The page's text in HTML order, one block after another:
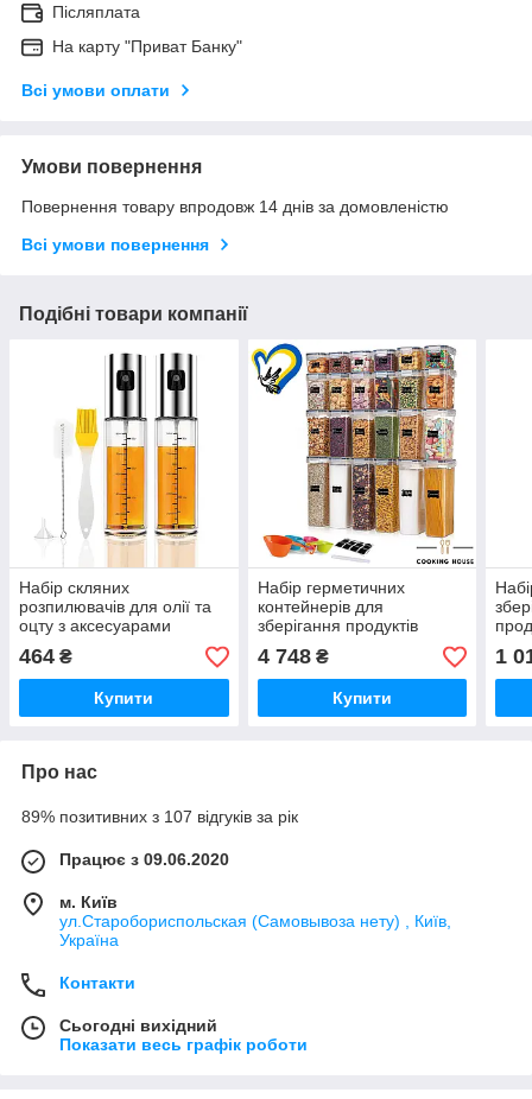
Післяплата
На карту "Приват Банку"
Всі умови оплати
Умови повернення
Повернення товару впродовж 14 днів за домовленістю
Всі умови повернення
Подібні товари компанії
Набір скляних
розпилювачів для олії та
оцту з аксесуарами
Cooking House buuba 2шт
464 ₴
Купити
Набір герметичних
контейнерів для
зберігання продуктів
Cooking House buuba , 24
шт пластикових
контейнерів для круп з
кришками
4 748₴
Купити
1
Про нас
89% позитивних з 107 відгуків за рік
Працює з 09.06.2020
м. Київ
ул.Старобориспольская (Самовывоза нету) , Київ,
Україна
Контакти
Сьогодні вихідний
Показати весь графік роботи